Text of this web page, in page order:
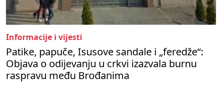
Informacije i vijesti
Patike, papuče, Isusove sandale i „feredže“:
Objava o odijevanju u crkvi izazvala burnu
raspravu među Brođanima